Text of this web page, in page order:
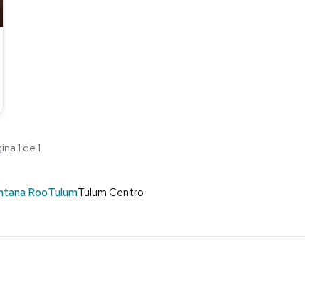
1 de 1
RooTulumTulum Centro